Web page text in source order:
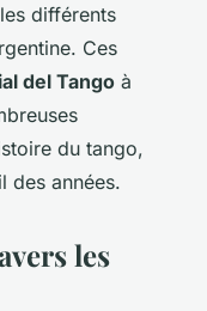
différents
Ces
del Tango à
du tango,
des années.
les